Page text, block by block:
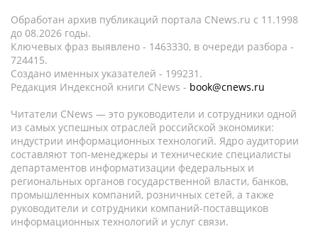
Обработан архив публикаций портала CNews.ru c 11.1998
до 08.2026 годы.
Ключевых фраз выявлено - 1463330, в очереди разбора -
724415.
Создано именных указателей - 199231.
Редакция Индексной книги CNews - book@cnews.ru
Читатели CNews — это руководители и сотрудники одной
из самых успешных отраслей российской экономики:
индустрии информационных технологий. Ядро аудитории
составляют топ-менеджеры и технические специалисты
департаментов информатизации федеральных и
региональных органов государственной власти, банков,
промышленных компаний, розничных сетей, а также
руководители и сотрудники компаний-поставщиков
информационных технологий и услуг связи.